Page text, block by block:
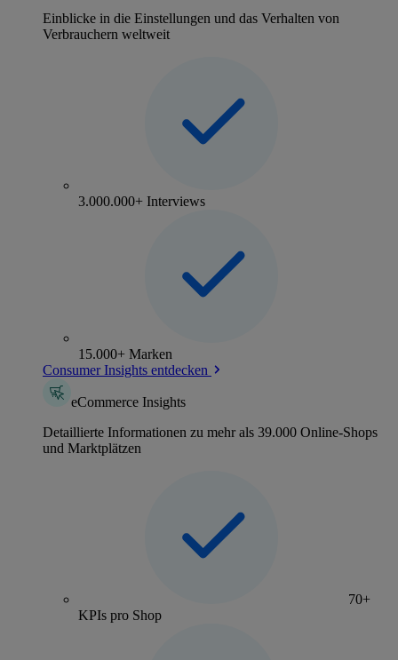
Einblicke in die Einstellungen und das Verhalten von
Verbrauchern weltweit
3.000.000+ Interviews
15.000+ Marken
Consumer Insights entdecken
eCommerce Insights
Detaillierte Informationen zu mehr als 39.000 Online-Shops
und Marktplätzen
70+
KPIs pro Shop